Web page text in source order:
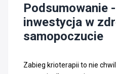
Podsumowanie
inwestycja w
samopoczucie
Zabieg krioterapii to nie